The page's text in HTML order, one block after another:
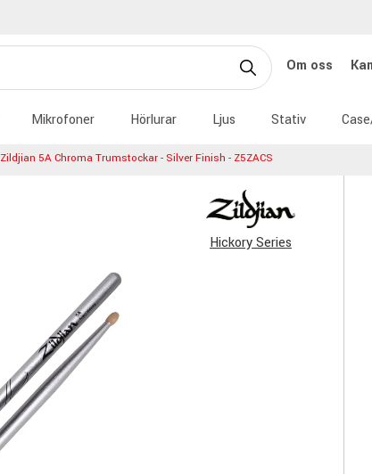
Om oss
Mikrofoner Hörlurar Ljus Stativ
Zildjian 5A Chroma Trumstockar - Silver Finish - Z5ZACS
Hickory Series